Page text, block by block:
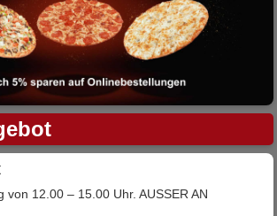
von 12.00 – 15.00 Uhr. AUSSER AN